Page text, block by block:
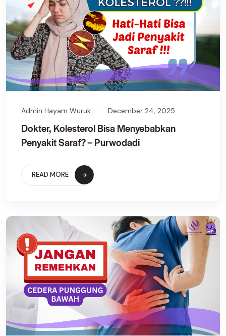
Admin Hayam Wuruk December 24, 2025
Dokter, Kolesterol Bisa Menyebabkan
Penyakit Saraf? – Purwodadi
READ MORE